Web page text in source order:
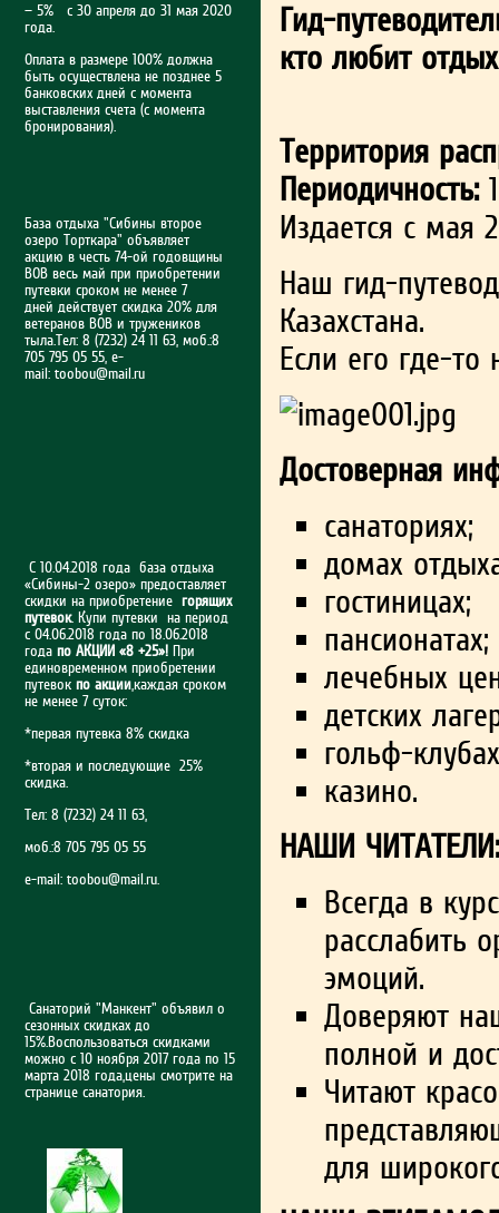
— 5% с 30 апреля до 31 мая 2020
года.
Оплата в размере 100% должна
быть осуществлена не позднее 5
банковских дней с момента
выставления счета (с момента
бронирования).
База отдыха "Сибины второе
озеро Торткара" объявляет
акцию в честь 74-ой годовщины
ВОВ весь май при приобретении
путевки сроком не менее 7
дней действует скидка 20% для
ветеранов ВОВ и тружеников
тыла.Тел: 8 (7232) 24 11 63, моб.:8
705 795 05 55, e-
mail: toobou@mail.ru
С 10.04.2018 года база отдыха
«Сибины-2 озеро» предоставляет
скидки на приобретение горящих
путевок. Купи путевки на период
с 04.06.2018 года по 18.06.2018
года по АКЦИИ «8 +25»! При
единовременном приобретении
путевок по акции,каждая сроком
не менее 7 суток:
*первая путевка 8% скидка
*вторая и последующие 25%
скидка.
Тел: 8 (7232) 24 11 63,
моб.:8 705 795 05 55
e-mail: toobou@mail.ru.
Санаторий "Манкент" объявил о
сезонных скидках до
15%.Воспользоваться скидками
можно с 10 ноября 2017 года по 15
марта 2018 года,цены смотрите на
странице санатория.
Гид-
кто любит
Территория
Периодичность:
Издается с мая
Наш гид-
Казахстана.
Если его где-
Достоверная
санаториях;
домах
гостиницах;
пансионатах;
лечебных
детских
гольф-
казино.
НАШИ ЧИТАТЕЛИ:
Всегда в
расслабить
эмоций.
Доверяют
полной и
Читают
для